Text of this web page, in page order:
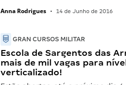
Anna Rodrigues • 14 de Junho de 2016
GRAN CURSOS MILITAR
Escola de Sargentos das
mais de mil vagas para
verticalizado!